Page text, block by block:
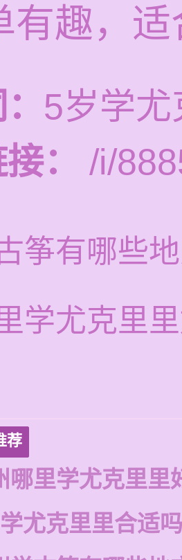
有趣，
5岁学
：
/i/
筝有哪些
学尤克里
荐
哪里学尤克里里
尤克里里合适吗